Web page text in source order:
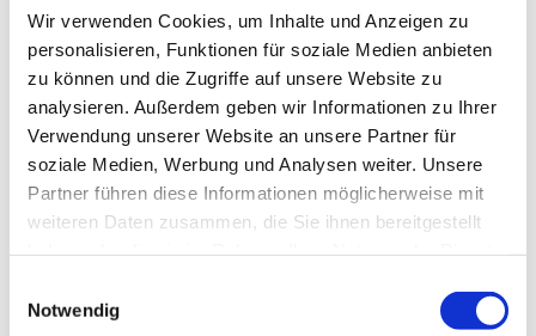
Wir verwenden Cookies, um Inhalte und Anzeigen zu
personalisieren, Funktionen für soziale Medien anbieten
zu können und die Zugriffe auf unsere Website zu
analysieren. Außerdem geben wir Informationen zu Ihrer
Verwendung unserer Website an unsere Partner für
soziale Medien, Werbung und Analysen weiter. Unsere
Partner führen diese Informationen möglicherweise mit
weiteren Daten zusammen, die Sie ihnen bereitgestellt
Notwendig